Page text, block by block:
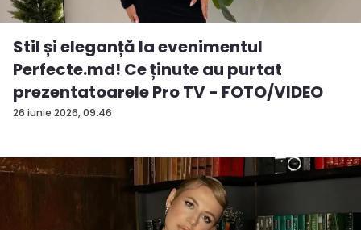
26 iunie 2026, 09:46
Stil și eleganță la evenimentul
Perfecte.md! Ce ținute au purtat
prezentatoarele Pro TV - FOTO/VIDEO